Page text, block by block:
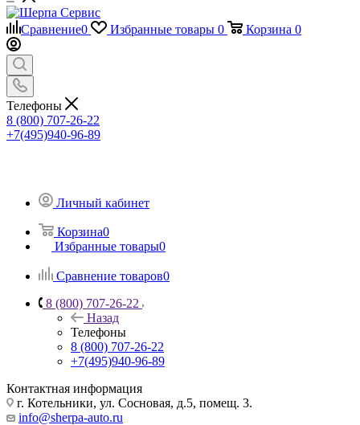
Сравнение0 Избранные товары 0 Корзина 0
Телефоны
8 (800) 707-26-22
+7(495)940-96-89
Личный кабинет
Корзина0
Избранные товары0
Сравнение товаров0
8 (800) 707-26-22
Назад
Телефоны
8 (800) 707-26-22
+7(495)940-96-89
Контактная информация
г. Котельники, ул. Сосновая, д.5, помещ. 3.
info@sherpa-auto.ru